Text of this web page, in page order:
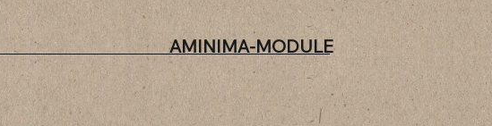
AMINIMA-MODULE